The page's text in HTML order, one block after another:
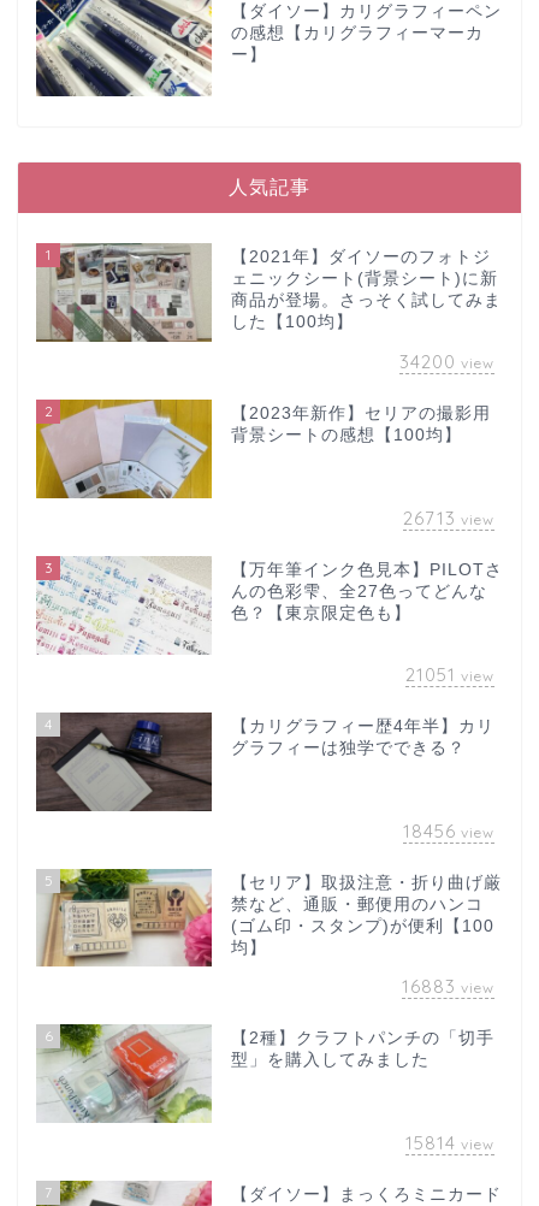
【ダイソー】カリグラフィーペン
の感想【カリグラフィーマーカ
ー】
人気記事
1
【2021年】ダイソーのフォトジ
ェニックシート(背景シート)に新
商品が登場。さっそく試してみま
した【100均】
34200 view
2
【2023年新作】セリアの撮影用
背景シートの感想【100均】
26713 view
3
【万年筆インク色見本】PILOTさ
んの色彩雫、全27色ってどんな
色？【東京限定色も】
21051 view
4
【カリグラフィー歴4年半】カリ
グラフィーは独学でできる？
18456 view
5
【セリア】取扱注意・折り曲げ厳
禁など、通販・郵便用のハンコ
(ゴム印・スタンプ)が便利【100
均】
16883 view
6
【2種】クラフトパンチの「切手
型」を購入してみました
15814 view
7
【ダイソー】まっくろミニカード